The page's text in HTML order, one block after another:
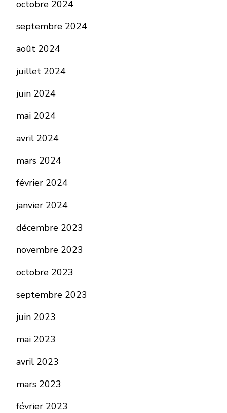
octobre 2024
septembre 2024
août 2024
juillet 2024
juin 2024
mai 2024
avril 2024
mars 2024
février 2024
janvier 2024
décembre 2023
novembre 2023
octobre 2023
septembre 2023
juin 2023
mai 2023
avril 2023
mars 2023
février 2023